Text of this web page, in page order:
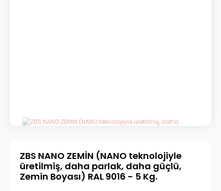
ZBS NANO ZEMİN (NANO teknolojiyle
üretilmiş, daha parlak, daha güçlü,
Zemin Boyası) RAL 9016 - 5 Kg.